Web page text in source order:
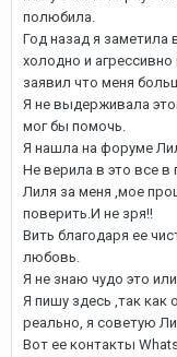
полюбила.
Год назад я заметила
холодно и
заявил что меня
Я не выдерживала
мог бы помочь.
Я нашла на форуме
Не верила в это все в
Лиля за меня ,мое
поверить.И не зря!!
Вить благодаря ее
любовь.
Я не знаю чудо это
Я пишу здесь ,так как
реально, я советую
Вот ее контакты